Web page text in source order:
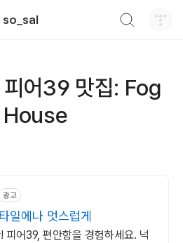
so_sal
피어39 맛집: Fog
광고
일에나 멋스럽게
피어39, 편안함을 경험하세요. 넉